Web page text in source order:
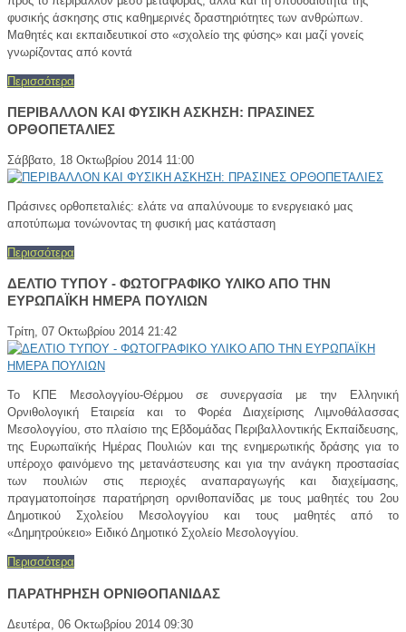
φυσικής άσκησης στις καθημερινές δραστηριότητες των ανθρώπων.
Μαθητές και εκπαιδευτικοί στο «σχολείο της φύσης» και μαζί γονείς
γνωρίζοντας από κοντά
Περισσότερα
ΠΕΡΙΒΑΛΛΟΝ ΚΑΙ ΦΥΣΙΚΗ ΑΣΚΗΣΗ: ΠΡΑΣΙΝΕΣ
ΟΡΘΟΠΕΤΑΛΙΕΣ
Σάββατο, 18 Οκτωβρίου 2014 11:00
Πράσινες ορθοπεταλιές: ελάτε να απαλύνουμε το ενεργειακό μας
αποτύπωμα τονώνοντας τη φυσική μας κατάσταση
Περισσότερα
ΔΕΛΤΙΟ ΤΥΠΟΥ - ΦΩΤΟΓΡΑΦΙΚΟ ΥΛΙΚΟ ΑΠΟ ΤΗΝ
ΕΥΡΩΠΑΪΚΗ ΗΜΕΡΑ ΠΟΥΛΙΩΝ
Τρίτη, 07 Οκτωβρίου 2014 21:42
Το ΚΠΕ Μεσολογγίου-Θέρμου σε συνεργασία με την Ελληνική
Ορνιθολογική Εταιρεία και το Φορέα Διαχείρισης Λιμνοθάλασσας
Μεσολογγίου, στo πλαίσιo της Εβδομάδας Περιβαλλοντικής Εκπαίδευσης,
της Ευρωπαϊκής Ημέρας Πουλιών και της ενημερωτικής δράσης για το
υπέροχο φαινόμενο της μετανάστευσης και για την ανάγκη προστασίας
των πουλιών στις περιοχές αναπαραγωγής και διαχείμασης,
πραγματοποίησε παρατήρηση ορνιθοπανίδας με τους μαθητές του 2ου
Δημοτικού Σχολείου Μεσολογγίου και τους μαθητές από το
«Δημητρούκειο» Ειδικό Δημοτικό Σχολείο Μεσολογγίου.
Περισσότερα
ΠΑΡΑΤΗΡΗΣΗ ΟΡΝΙΘΟΠΑΝΙΔΑΣ
Δευτέρα, 06 Οκτωβρίου 2014 09:30